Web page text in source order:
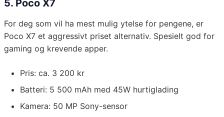
5. Poco X7
For deg som vil ha mest mulig ytelse for pengene, er
Poco X7 et aggressivt priset alternativ. Spesielt god for
gaming og krevende apper.
Pris: ca. 3 200 kr
Batteri: 5 500 mAh med 45W hurtiglading
Kamera: 50 MP Sony-sensor